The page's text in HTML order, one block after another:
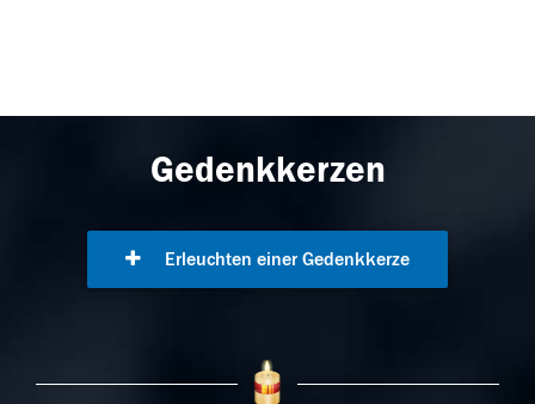
Gedenkkerzen
Erleuchten einer Gedenkkerze